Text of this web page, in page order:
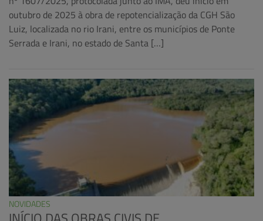
outubro de 2025 à obra de repotencialização da CGH São
Luiz, localizada no rio Irani, entre os municípios de Ponte
Serrada e Irani, no estado de Santa […]
NOVIDADES